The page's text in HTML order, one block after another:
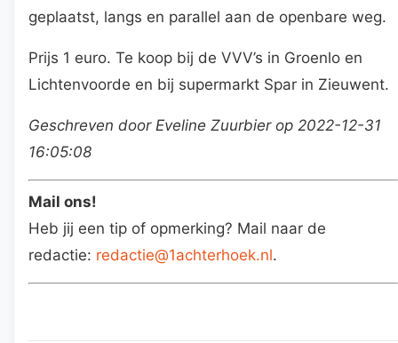
geplaatst, langs en parallel aan de openbare weg.
Prijs 1 euro. Te koop bij de VVV’s in Groenlo en
Lichtenvoorde en bij supermarkt Spar in Zieuwent.
Geschreven door Eveline Zuurbier op 2022-12-31
16:05:08
Mail ons!
Heb jij een tip of opmerking? Mail naar de
redactie: redactie@1achterhoek.nl.